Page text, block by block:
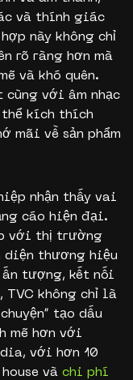
và thính giác
này không chỉ
rõ ràng hơn mà
và khó quên.
cùng với âm nhạc
thể kích thích
mãi về sản phẩm
nhận thấy vai
cáo hiện đại.
với thị trường
diện thương hiệu
ấn tượng, kết nối
TVC không chỉ là
tạo dấu
mẽ hơn với
với hơn 10
và chi phí